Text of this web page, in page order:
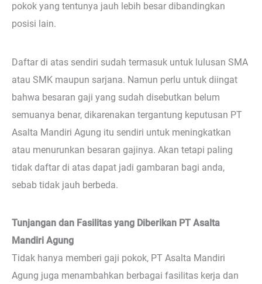
pokok yang tentunya jauh lebih besar dibandingkan
posisi lain.
Daftar di atas sendiri sudah termasuk untuk lulusan SMA
atau SMK maupun sarjana. Namun perlu untuk diingat
bahwa besaran gaji yang sudah disebutkan belum
semuanya benar, dikarenakan tergantung keputusan PT
Asalta Mandiri Agung itu sendiri untuk meningkatkan
atau menurunkan besaran gajinya. Akan tetapi paling
tidak daftar di atas dapat jadi gambaran bagi anda,
sebab tidak jauh berbeda.
Tunjangan dan Fasilitas yang Diberikan PT Asalta
Mandiri Agung
Tidak hanya memberi gaji pokok, PT Asalta Mandiri
Agung juga menambahkan berbagai fasilitas kerja dan